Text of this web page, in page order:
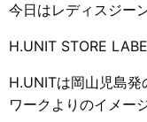
今日はレディスジー
H.UNIT STORE
H.UNITは岡山児島
ワークよりのイメージ